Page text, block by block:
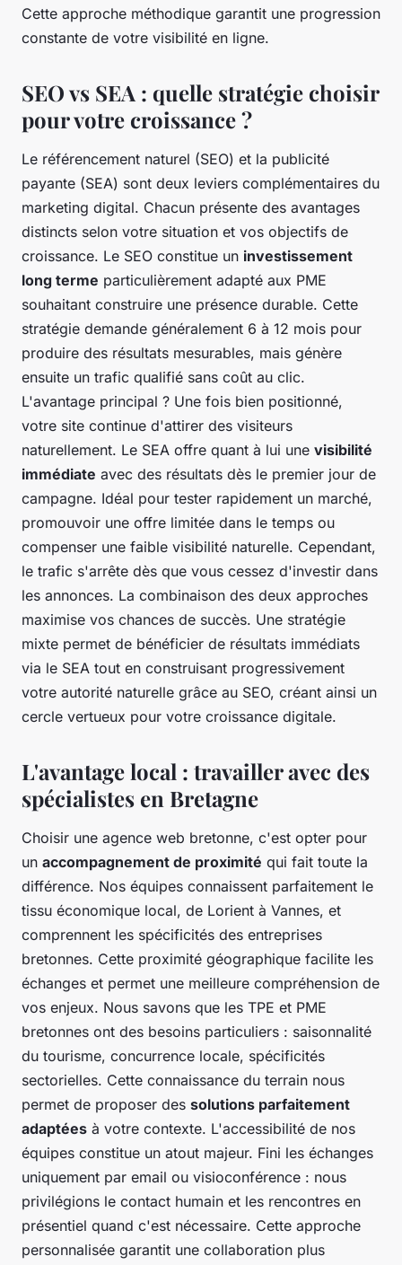
Cette approche méthodique garantit une progression
constante de votre visibilité en ligne.
SEO vs SEA : quelle stratégie choisir
pour votre croissance ?
Le référencement naturel (SEO) et la publicité
payante (SEA) sont deux leviers complémentaires du
marketing digital. Chacun présente des avantages
distincts selon votre situation et vos objectifs de
croissance. Le SEO constitue un investissement
long terme particulièrement adapté aux PME
souhaitant construire une présence durable. Cette
stratégie demande généralement 6 à 12 mois pour
produire des résultats mesurables, mais génère
ensuite un trafic qualifié sans coût au clic.
L'avantage principal ? Une fois bien positionné,
votre site continue d'attirer des visiteurs
naturellement. Le SEA offre quant à lui une visibilité
immédiate avec des résultats dès le premier jour de
campagne. Idéal pour tester rapidement un marché,
promouvoir une offre limitée dans le temps ou
compenser une faible visibilité naturelle. Cependant,
le trafic s'arrête dès que vous cessez d'investir dans
les annonces. La combinaison des deux approches
maximise vos chances de succès. Une stratégie
mixte permet de bénéficier de résultats immédiats
via le SEA tout en construisant progressivement
votre autorité naturelle grâce au SEO, créant ainsi un
cercle vertueux pour votre croissance digitale.
L'avantage local : travailler avec des
spécialistes en Bretagne
Choisir une agence web bretonne, c'est opter pour
un accompagnement de proximité qui fait toute la
différence. Nos équipes connaissent parfaitement le
tissu économique local, de Lorient à Vannes, et
comprennent les spécificités des entreprises
bretonnes. Cette proximité géographique facilite les
échanges et permet une meilleure compréhension de
vos enjeux. Nous savons que les TPE et PME
bretonnes ont des besoins particuliers : saisonnalité
du tourisme, concurrence locale, spécificités
sectorielles. Cette connaissance du terrain nous
permet de proposer des solutions parfaitement
adaptées à votre contexte. L'accessibilité de nos
équipes constitue un atout majeur. Fini les échanges
uniquement par email ou visioconférence : nous
privilégions le contact humain et les rencontres en
présentiel quand c'est nécessaire. Cette approche
personnalisée garantit une collaboration plus